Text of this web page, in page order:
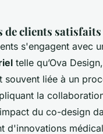
de clients satisfaits
s'engagent avec
telle qu’Ova
souvent liée à un
la
du co-design
d'innovations